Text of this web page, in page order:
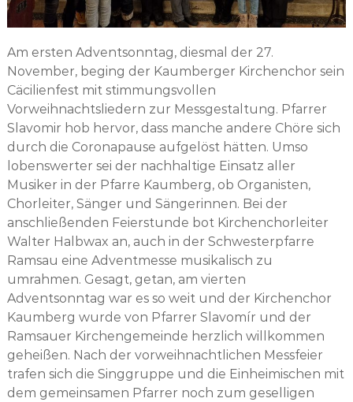
Am ersten Adventsonntag, diesmal der 27.
November, beging der Kaumberger Kirchenchor sein
Cäcilienfest mit stimmungsvollen
Vorweihnachtsliedern zur Messgestaltung. Pfarrer
Slavomir hob hervor, dass manche andere Chöre sich
durch die Coronapause aufgelöst hätten. Umso
lobenswerter sei der nachhaltige Einsatz aller
Musiker in der Pfarre Kaumberg, ob Organisten,
Chorleiter, Sänger und Sängerinnen. Bei der
anschließenden Feierstunde bot Kirchenchorleiter
Walter Halbwax an, auch in der Schwesterpfarre
Ramsau eine Adventmesse musikalisch zu
umrahmen. Gesagt, getan, am vierten
Adventsonntag war es so weit und der Kirchenchor
Kaumberg wurde von Pfarrer Slavomír und der
Ramsauer Kirchengemeinde herzlich willkommen
geheißen. Nach der vorweihnachtlichen Messfeier
trafen sich die Singgruppe und die Einheimischen mit
dem gemeinsamen Pfarrer noch zum geselligen